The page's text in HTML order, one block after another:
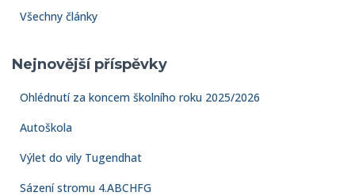
Všechny články
Nejnovější příspěvky
Ohlédnutí za koncem školního roku 2025/2026
Autoškola
Výlet do vily Tugendhat
Sázení stromu 4.ABCHFG